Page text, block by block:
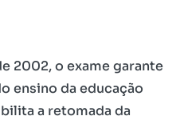
2002, o exame garante
ensino da educação
a retomada da